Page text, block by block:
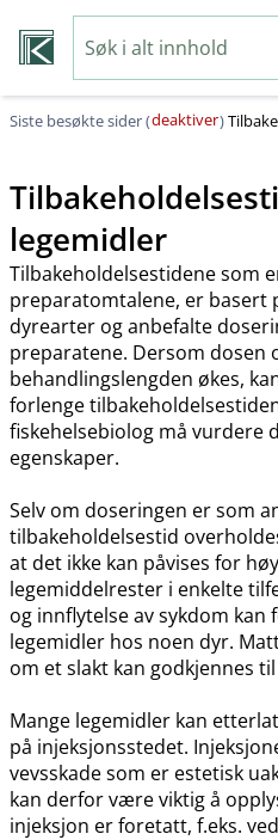
Siste besøkte sider (deaktiver)
legemidler
Tilbakeholdelsestidene som
preparatomtalene, er basert
dyrearter og anbefalte
preparatene. Dersom dosen
behandlingslengden økes,
forlenge
fiskehelsebiolog må vurdere
egenskaper.
Selv om doseringen er som
tilbakeholdelsestid
at det ikke kan påvises for
legemiddelrester i enkelte
og innflytelse av sykdom kan
legemidler hos noen dyr.
om et slakt kan godkjennes
Mange legemidler kan
på injeksjonsstedet.
vevsskade som er estetisk
kan derfor være viktig å
injeksjon er foretatt, f.eks.